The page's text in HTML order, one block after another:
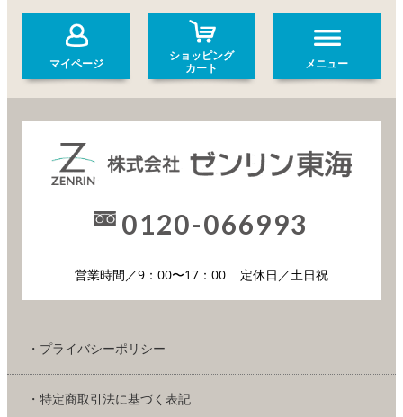
マイページ
ショッピング
カート
メニュー
0120-066993
営業時間／9：00〜17：00 定休日／土日祝
・プライバシーポリシー
・特定商取引法に基づく表記